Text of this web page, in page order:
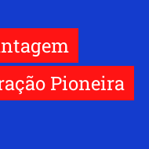
Pioneira